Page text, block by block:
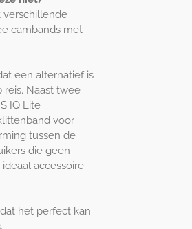
verschillende
cambands met
een alternatief is
Naast twee
IQ Lite
voor
tussen de
die geen
accessoire
het perfect kan